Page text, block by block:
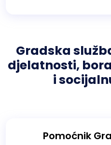
Gradska
djelatnosti,
i
Pomoćnik